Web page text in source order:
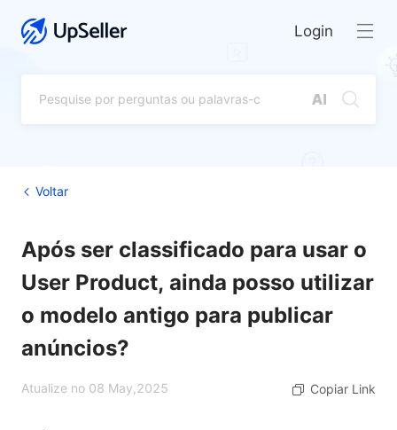
Login
Voltar
Após ser classificado para usar o
User Product, ainda posso utilizar
o modelo antigo para publicar
anúncios?
Atualize no 08 May,2025 Copiar Link